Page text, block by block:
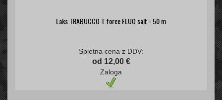
Laks TRABUCCO T force FLUO salt - 50 m
Spletna cena z DDV:
od 12,00 €
Zaloga